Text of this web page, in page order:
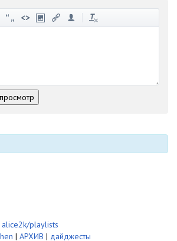
-
alice2k/playlists
| АРХИВ | дайджесты